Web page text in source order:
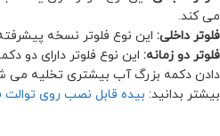
می کند.
فلوتر داخلی: این نوع فلوتر نسخه
فلوتر دو زمانه: این نوع فلوتر دارای
دادن دکمه بزرگ آب بیشتری تخلیه
بیشتر بدانید: بیده قابل نصب روی توالت